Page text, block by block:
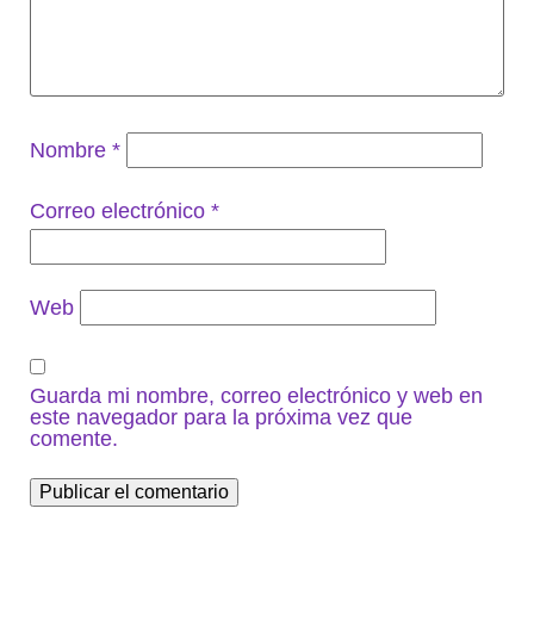
Nombre *
Correo electrónico *
Web
Guarda mi nombre, correo electrónico y web en
este navegador para la próxima vez que
comente.